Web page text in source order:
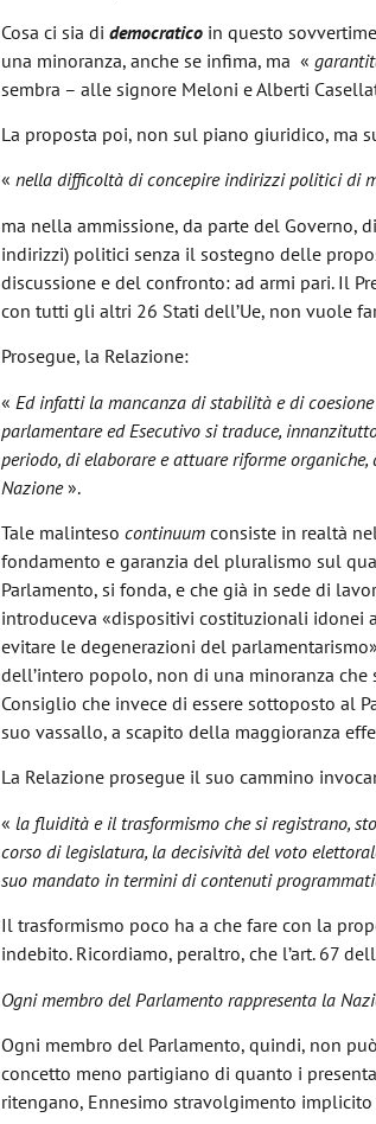
Cosa ci sia didemocratico in questo
una minoranza, anche se infima, ma «
sembra – alle signore Meloni e Alberti
La proposta poi, non sul piano giuridico, ma
«nella difficoltà di concepire indirizzi politici di
ma nella ammissione, da parte del Governo,
indirizzi) politici senza il sostegno delle
discussione e del confronto: ad armi pari. Il
con tutti gli altri 26 Stati dell’Ue, non vuole
Prosegue,
« Ed infatti la mancanza di stabilità e di
parlamen­tare ed Esecutivo si traduce,
periodo, di elaborare e attuare riforme
Nazione
Tale malintesocontinuumconsiste in realtà
fondamento e garanzia del pluralismo sul
Parlamento, si fonda, e che già in sede di
introduceva «dispositivi costituzionali idonei
evitare le degenerazioni del parlamentarismo»
dell’intero popolo, non di una minoranza
Consiglio che invece di essere sottoposto al
suo vassallo, a scapito della maggioranza
La Relazione prosegue il suo cammino
«la fluidità e il trasfor­mismo che si registrano,
corso di legislatura, la decisività del voto
suo mandato in termini di contenuti
Il trasformismo poco ha a che fare con la
indebito. Ricordiamo, peraltro, che l’art. 67
Ogni membro del Parlamento rappresenta la
Ogni membro del Parlamento, quindi, non
concetto meno partigiano di quanto i
ritengano, Ennesimo stravolgimento